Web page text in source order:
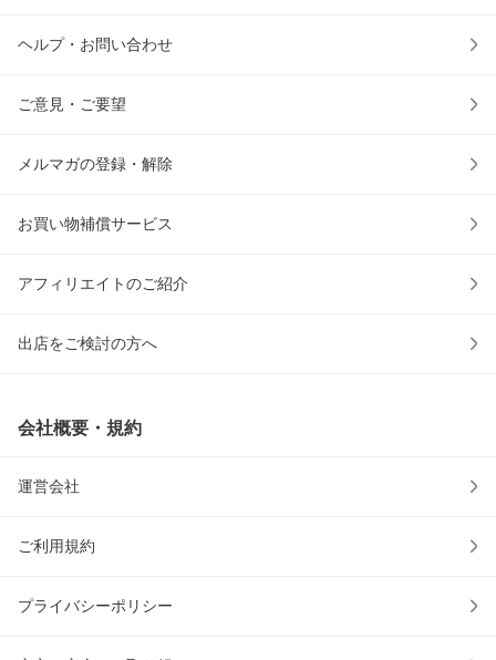
ヘルプ・お問い合わせ
ご意見・ご要望
メルマガの登録・解除
お買い物補償サービス
アフィリエイトのご紹介
出店をご検討の方へ
会社概要・規約
運営会社
ご利用規約
プライバシーポリシー